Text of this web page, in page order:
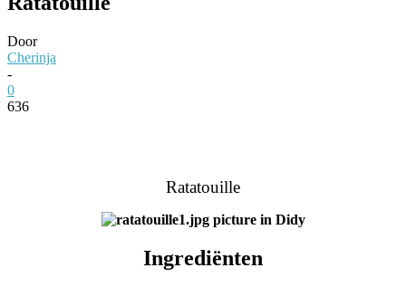
Door
Cherinja
-
0
636
Ratatouille
Ingrediënten